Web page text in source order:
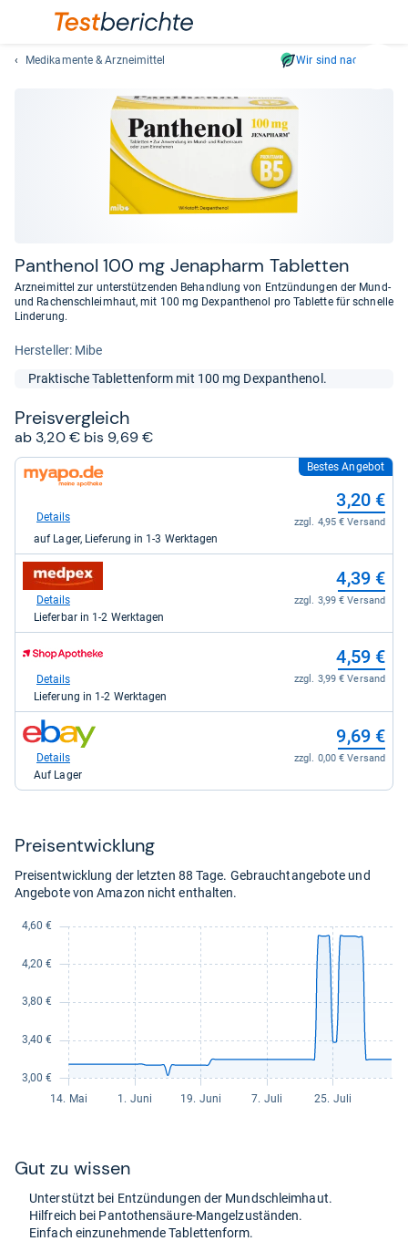
und
lassen
Medikamente & Arzneimittel Wir sind nachhaltig
Pan­the­nol 100 mg Jen­apharm Tablet­ten
Arzneimittel zur unterstützenden Behandlung von Entzündungen der Mund-
und Rachenschleimhaut, mit 100 mg Dexpanthenol pro Tablette für schnelle
Linderung.
Her­stel­ler: Mibe
Praktische Tablettenform mit 100 mg Dexpanthenol.
Preis­ver­gleich
ab 3,20 € bis 9,69 €
zum
myapo.de
3,20
kaufen.
Bestes Angebot
3,20 €
zzgl. 4,95 € Versand
Details
auf Lager, Lieferung in 1-3 Werktagen
zum
Shop:
medpex
kaufen.
4,39 €
zzgl. 3,99 € Versand
Details
Lieferbar in 1-2 Werktagen
zum
Shop:
Shop
für
kaufen.
4,59 €
zzgl. 3,99 € Versand
Details
Lieferung in 1-2 Werktagen
zum
Shop:
eBay
9,69 €
zzgl. 0,00 € Versand
Details
Auf Lager
Preis­ent­wick­lung
Preisentwicklung der letzten 88 Tage. Gebrauchtangebote und
Angebote von Amazon nicht enthalten.
Gut zu wis­sen
Unter­stützt bei Ent­zün­dun­gen der Mund­schleim­haut.
Hilf­reich bei Pan­to­then­säure-​Man­gel­zu­stän­den.
Ein­fach ein­zu­neh­mende Tablet­ten­form.